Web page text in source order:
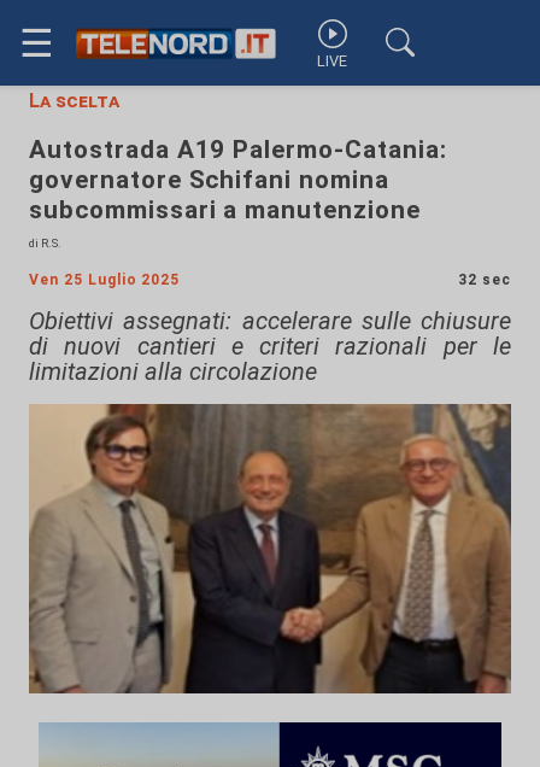
☰ LIVE
La scelta
Autostrada A19 Palermo-Catania:
governatore Schifani nomina
subcommissari a manutenzione
di R.S.
Ven 25 Luglio 2025 32 sec
Obiettivi assegnati: accelerare sulle chiusure
di nuovi cantieri e criteri razionali per le
limitazioni alla circolazione